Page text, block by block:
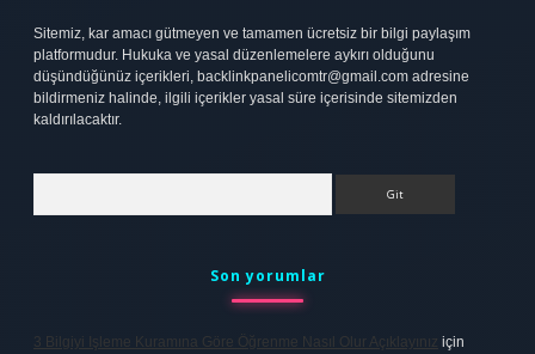
Sitemiz, kar amacı gütmeyen ve tamamen ücretsiz bir bilgi paylaşım
platformudur. Hukuka ve yasal düzenlemelere aykırı olduğunu
düşündüğünüz içerikleri, backlinkpanelicomtr@gmail.com adresine
bildirmeniz halinde, ilgili içerikler yasal süre içerisinde sitemizden
kaldırılacaktır.
Son yorumlar
3 Bilgiyi Işleme Kuramına Göre Öğrenme Nasıl Olur Açıklayınız için